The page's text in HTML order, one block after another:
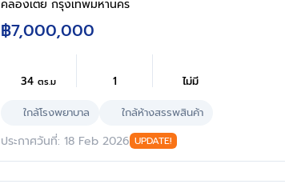
คลองเตย กรุงเทพมหานคร
฿7,000,000
34ตร.ม 1 ไม่มี
ใกล้โรงพยาบาล ใกล้ห้างสรรพสินค้า
ประกาศวันที่: 18 Feb 2026 UPDATE!